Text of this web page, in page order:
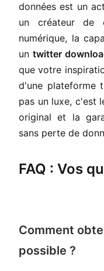
données est un
un créateur de
numérique, la
un twitter
que votre
d'une plateforme
pas un luxe, c'est
original et la
sans perte de
FAQ : Vos
Comment
possible ?